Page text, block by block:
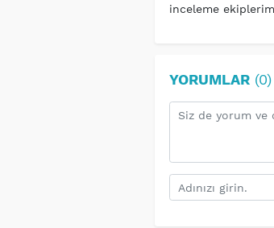
inceleme
YORUMLAR(0)